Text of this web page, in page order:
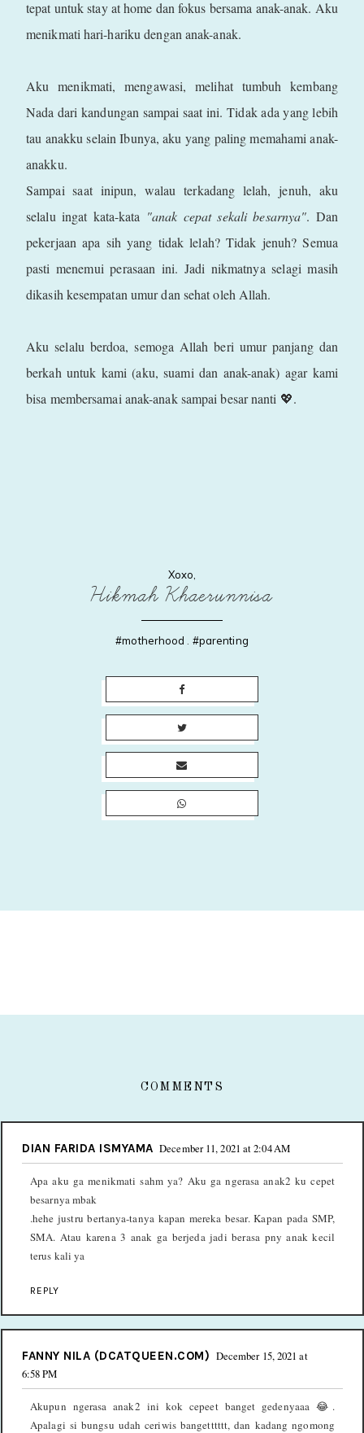
tepat untuk stay at home dan fokus bersama anak-anak. Aku
menikmati hari-hariku dengan anak-anak.
Aku menikmati, mengawasi, melihat tumbuh kembang
Nada dari kandungan sampai saat ini. Tidak ada yang lebih
tau anakku selain Ibunya, aku yang paling memahami anak-
anakku.
Sampai saat inipun, walau terkadang lelah, jenuh, aku
selalu ingat kata-kata "anak cepat sekali besarnya". Dan
pekerjaan apa sih yang tidak lelah? Tidak jenuh? Semua
pasti menemui perasaan ini. Jadi nikmatnya selagi masih
dikasih kesempatan umur dan sehat oleh Allah.
Aku selalu berdoa, semoga Allah beri umur panjang dan
berkah untuk kami (aku, suami dan anak-anak) agar kami
bisa membersamai anak-anak sampai besar nanti 💖.
Xoxo,
Hikmah Khaerunnisa
#motherhood #parenting
COMMENTS
DIAN FARIDA ISMYAMA December 11, 2021 at 2:04 AM
Apa aku ga menikmati sahm ya? Aku ga ngerasa anak2 ku cepet
besarnya mbak
.hehe justru bertanya-tanya kapan mereka besar. Kapan pada SMP,
SMA. Atau karena 3 anak ga berjeda jadi berasa pny anak kecil
terus kali ya
REPLY
FANNY NILA (DCATQUEEN.COM) December 15, 2021 at
6:58 PM
Akupun ngerasa anak2 ini kok cepeet banget gedenyaaa 😂.
Apalagi si bungsu udah ceriwis bangetttttt, dan kadang ngomong